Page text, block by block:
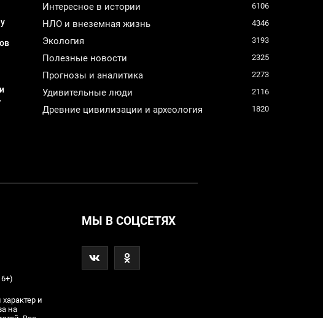
Интересное в истории 6106
НЛО и внеземная жизнь 4346
Экология 3193
Полезные новости 2325
Прогнозы и аналитика 2273
Удивительные люди 2116
Древние цивилизации и археология 1820
и
на
МЫ В СОЦСЕТЯХ